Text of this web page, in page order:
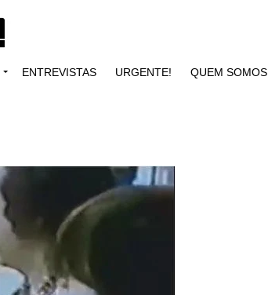
ENTREVISTAS URGENTE! QUEM SOMOS